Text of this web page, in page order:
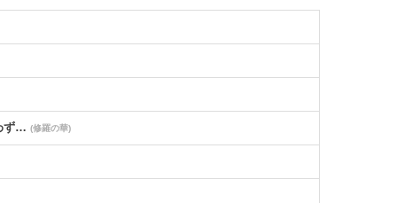
ず… (修羅の華)